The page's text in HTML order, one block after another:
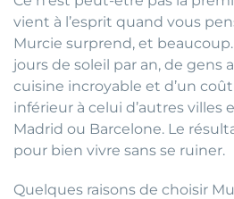
vient à l’esprit quand vous
Murcie surprend, et
jours de soleil par an, de gens
cuisine incroyable et d’un
inférieur à celui d’autres villes
Madrid ou Barcelone. Le
pour bien vivre sans se ruiner.
Quelques raisons de choisir